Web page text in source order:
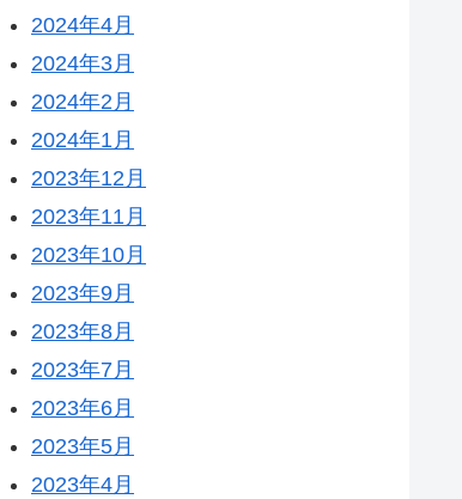
2024年4月
2024年3月
2024年2月
2024年1月
2023年12月
2023年11月
2023年10月
2023年9月
2023年8月
2023年7月
2023年6月
2023年5月
2023年4月